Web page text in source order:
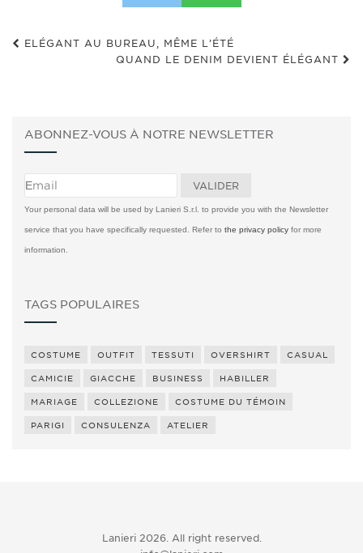
ELÉGANT AU BUREAU, MÊME L’ÉTÉ
QUAND LE DENIM DEVIENT ÉLÉGANT
ABONNEZ-VOUS À NOTRE NEWSLETTER
Your personal data will be used by Lanieri S.r.l. to provide you with the Newsletter
service that you have specifically requested. Refer to the privacy policy for more
information.
TAGS POPULAIRES
COSTUME OUTFIT TESSUTI OVERSHIRT CASUAL
CAMICIE GIACCHE BUSINESS HABILLER
MARIAGE COLLEZIONE COSTUME DU TÉMOIN
PARIGI CONSULENZA ATELIER
Lanieri 2026. All right reserved.